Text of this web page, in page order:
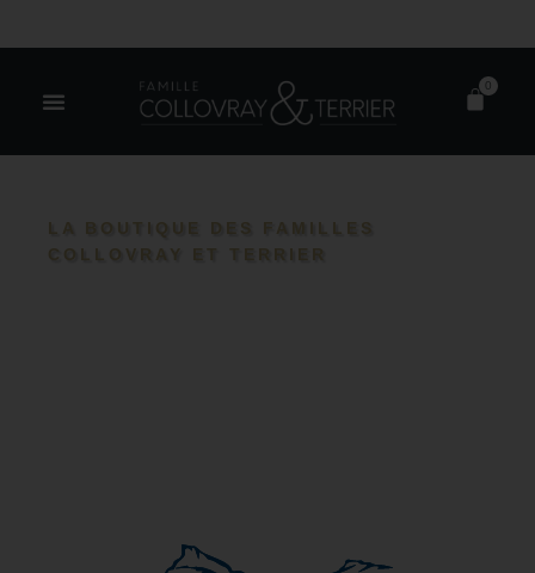
0
LA BOUTIQUE DES FAMILLES
COLLOVRAY ET TERRIER